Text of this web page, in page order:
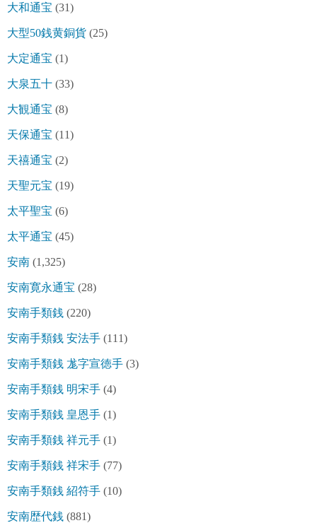
大和通宝 (31)
大型50銭黄銅貨 (25)
大定通宝 (1)
大泉五十 (33)
大観通宝 (8)
天保通宝 (11)
天禧通宝 (2)
天聖元宝 (19)
太平聖宝 (6)
太平通宝 (45)
安南 (1,325)
安南寛永通宝 (28)
安南手類銭 (220)
安南手類銭 安法手 (111)
安南手類銭 尨字宣徳手 (3)
安南手類銭 明宋手 (4)
安南手類銭 皇恩手 (1)
安南手類銭 祥元手 (1)
安南手類銭 祥宋手 (77)
安南手類銭 紹符手 (10)
安南歴代銭 (881)